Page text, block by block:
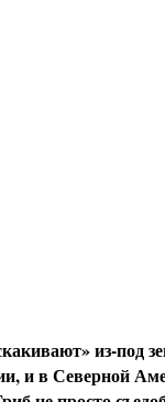
из-
и в Северной